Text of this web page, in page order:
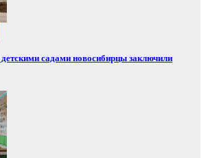
садами новосибирцы заключили